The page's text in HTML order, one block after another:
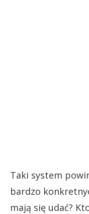
Taki system
bardzo
mają się udać?